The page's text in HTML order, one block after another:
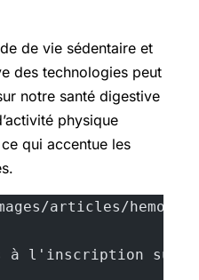
de vie sédentaire et
des technologies peut
notre santé digestive
physique
qui accentue les
articles/
à l'inscription sur